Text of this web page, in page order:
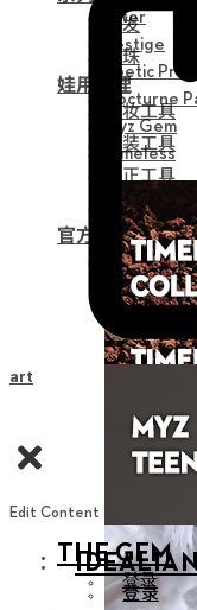
假发
眼珠
娃用护理
化妆工具
组装工具
修正工具
娃用收纳
官方商品
生活方式
Alter
Vestige
Poetic
Nocturne
Myz Gem
Timeless
登录
Edit Content
THE GEM
登录